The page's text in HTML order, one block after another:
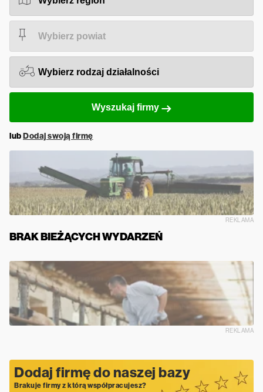
Wyszukaj firmy
lubDodaj swoją firmę
REKLAMA
BRAK BIEŻĄCYCH WYDARZEŃ
REKLAMA
Dodaj firmę do naszej bazy
Brakuje firmy z którą współpracujesz?